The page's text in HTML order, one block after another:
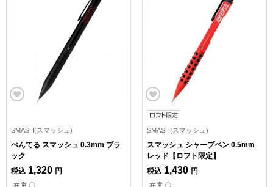
SMASH(スマッシュ)
ぺんてる スマッシュ 0.3mm ブラ
ック
税込 1,320 円
在庫 〇
SMASH(スマッシュ)
スマッシュ シャープペン 0.5mm
レッド【ロフト限定】
税込 1,430 円
在庫 〇